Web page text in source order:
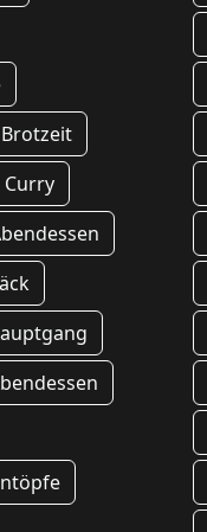
Brotzeit
Curry